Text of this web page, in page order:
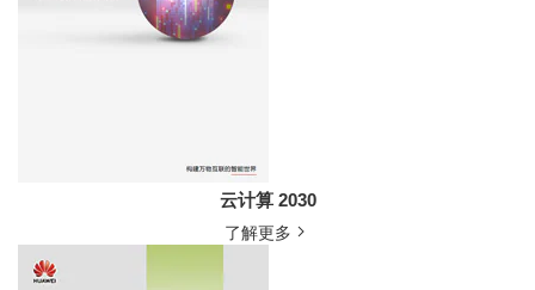
云计算 2030
了解更多